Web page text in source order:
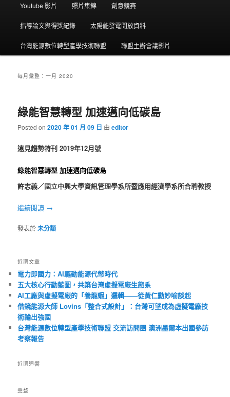
Youtube 影片 照片集錦 創意競賽
指導論文與得獎紀錄 太陽能發電開放資料
台灣能源數位轉型產學技術聯盟 聯盟主辦會議影片
每月彙整：一月 2020
綠能智慧轉型 加速邁向低碳島
Posted on2020 年 01 月 09 日 由editor
遠見趨勢特刊 2019年12月號
綠能智慧轉型 加速邁向低碳島
許志義／國立中興大學資訊管理學系所暨應用經濟學系所合聘教授
繼續閱讀 →
發表於未分類
近期文章
電力即國力：AI驅動能源代幣時代
五大核心行動藍圖，共築台灣虛擬電廠生態系
AI工廠與虛擬電廠的「養龍蝦」邏輯——從黃仁勳妙喻談起
借鏡能源大師 Lovins「整合式設計」：台灣可望成為虛擬電廠技
術輸出強國
台灣能源數位轉型產學技術聯盟 交流訪問團 澳洲墨爾本出國參訪
考察報告
近期迴響
彙整